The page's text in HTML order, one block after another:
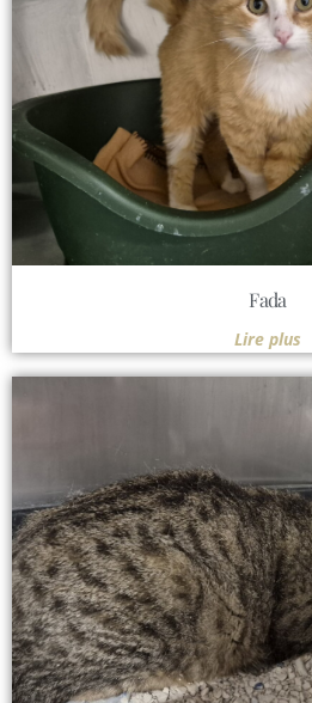
Fada
Lire plus